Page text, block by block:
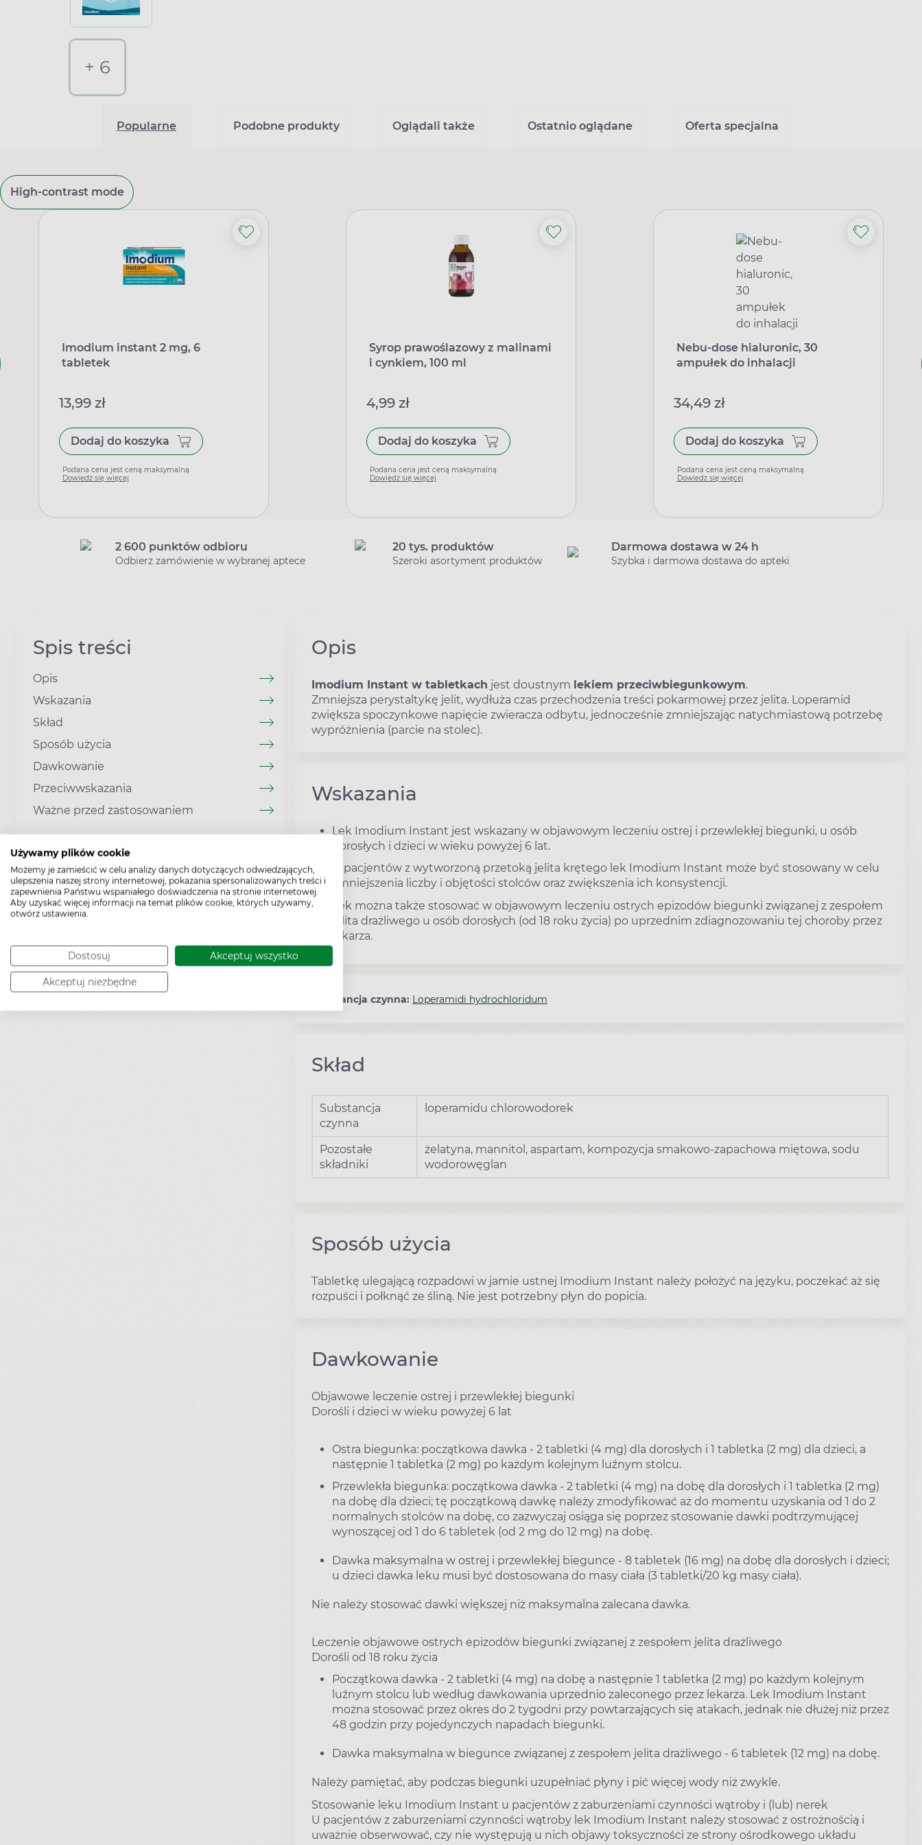
Używamy plików cookie
Możemy je zamieścić w celu analizy danych dotyczących odwiedzających,
ulepszenia naszej strony internetowej, pokazania spersonalizowanych treści i
zapewnienia Państwu wspaniałego doświadczenia na stronie internetowej.
Aby uzyskać więcej informacji na temat plików cookie, których używamy,
otwórz ustawienia.
Dostosuj Akceptuj wszystko
Akceptuj niezbędne
+ 6
Popularne Podobne produkty Oglądali także Ostatnio oglądane Oferta specjalna
High-contrast mode
Imodium instant 2 mg, 6
tabletek
13,99 zł
Dodaj do koszyka
Podana cena jest ceną maksymalną
Dowiedz się więcej
Syrop prawoślazowy z malinami
i cynkiem, 100 ml
4,99 zł
Dodaj do koszyka
Podana cena jest ceną maksymalną
Dowiedz się więcej
Nebu-dose hialuronic, 30
ampułek do inhalacji
34,49 zł
Dodaj do koszyka
Podana cena jest ceną maksymalną
Dowiedz się więcej
2 600 punktów odbioru
Odbierz zamówienie w wybranej aptece
20 tys. produktów
Szeroki asortyment produktów
Darmowa dostawa w 24 h
Szybka i darmowa dostawa do apteki
Spis treści
Opis
Wskazania
Skład
Sposób użycia
Dawkowanie
Przeciwwskazania
Ważne przed zastosowaniem
Opis
Imodium Instant w tabletkach jest doustnym lekiem przeciwbiegunkowym.
Zmniejsza perystaltykę jelit, wydłuża czas przechodzenia treści pokarmowej przez jelita. Loperamid
zwiększa spoczynkowe napięcie zwieracza odbytu, jednocześnie zmniejszając natychmiastową potrzebę
wypróżnienia (parcie na stolec).
Wskazania
Lek Imodium Instant jest wskazany w objawowym leczeniu ostrej i przewlekłej biegunki, u osób
dorosłych i dzieci w wieku powyżej 6 lat.
U pacjentów z wytworzoną przetoką jelita krętego lek Imodium Instant może być stosowany w celu
zmniejszenia liczby i objętości stolców oraz zwiększenia ich konsystencji.
Lek można także stosować w objawowym leczeniu ostrych epizodów biegunki związanej z zespołem
jelita drażliwego u osób dorosłych (od 18 roku życia) po uprzednim zdiagnozowaniu tej choroby przez
lekarza.
Substancja czynna: Loperamidi hydrochloridum
Skład
Substancja
czynna
loperamidu chlorowodorek
Pozostałe
składniki
żelatyna, mannitol, aspartam, kompozycja smakowo-zapachowa miętowa, sodu
wodorowęglan
Sposób użycia
Tabletkę ulegającą rozpadowi w jamie ustnej Imodium Instant należy położyć na języku, poczekać aż się
rozpuści i połknąć ze śliną. Nie jest potrzebny płyn do popicia.
Dawkowanie
Objawowe leczenie ostrej i przewlekłej biegunki
Dorośli i dzieci w wieku powyżej 6 lat
Ostra biegunka: początkowa dawka - 2 tabletki (4 mg) dla dorosłych i 1 tabletka (2 mg) dla dzieci, a
następnie 1 tabletka (2 mg) po każdym kolejnym luźnym stolcu.
Przewlekła biegunka: początkowa dawka - 2 tabletki (4 mg) na dobę dla dorosłych i 1 tabletka (2 mg)
na dobę dla dzieci; tę początkową dawkę należy zmodyfikować aż do momentu uzyskania od 1 do 2
normalnych stolców na dobę, co zazwyczaj osiąga się poprzez stosowanie dawki podtrzymującej
wynoszącej od 1 do 6 tabletek (od 2 mg do 12 mg) na dobę.
Dawka maksymalna w ostrej i przewlekłej biegunce - 8 tabletek (16 mg) na dobę dla dorosłych i dzieci;
u dzieci dawka leku musi być dostosowana do masy ciała (3 tabletki/20 kg masy ciała).
Nie należy stosować dawki większej niż maksymalna zalecana dawka.
Leczenie objawowe ostrych epizodów biegunki związanej z zespołem jelita drażliwego
Dorośli od 18 roku życia
Początkowa dawka - 2 tabletki (4 mg) na dobę a następnie 1 tabletka (2 mg) po każdym kolejnym
luźnym stolcu lub według dawkowania uprzednio zaleconego przez lekarza. Lek Imodium Instant
można stosować przez okres do 2 tygodni przy powtarzających się atakach, jednak nie dłużej niż przez
48 godzin przy pojedynczych napadach biegunki.
Dawka maksymalna w biegunce związanej z zespołem jelita drażliwego - 6 tabletek (12 mg) na dobę.
Należy pamiętać, aby podczas biegunki uzupełniać płyny i pić więcej wody niż zwykle.
Stosowanie leku Imodium Instant u pacjentów z zaburzeniami czynności wątroby i (lub) nerek
U pacjentów z zaburzeniami czynności wątroby lek Imodium Instant należy stosować z ostrożnością i
uważnie obserwować, czy nie występują u nich objawy toksyczności ze strony ośrodkowego układu